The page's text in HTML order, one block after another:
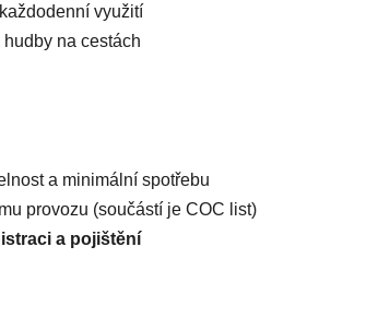
využití
na cestách
a minimální spotřebu
provozu (součástí je COC list)
a pojištění